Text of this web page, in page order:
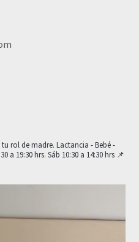
rol de madre. Lactancia - Bebé -
a 19:30 hrs. Sáb 10:30 a 14:30 hrs 📌